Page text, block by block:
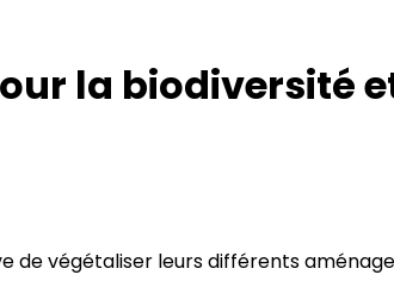
la biodiversité
de végétaliser leurs différents